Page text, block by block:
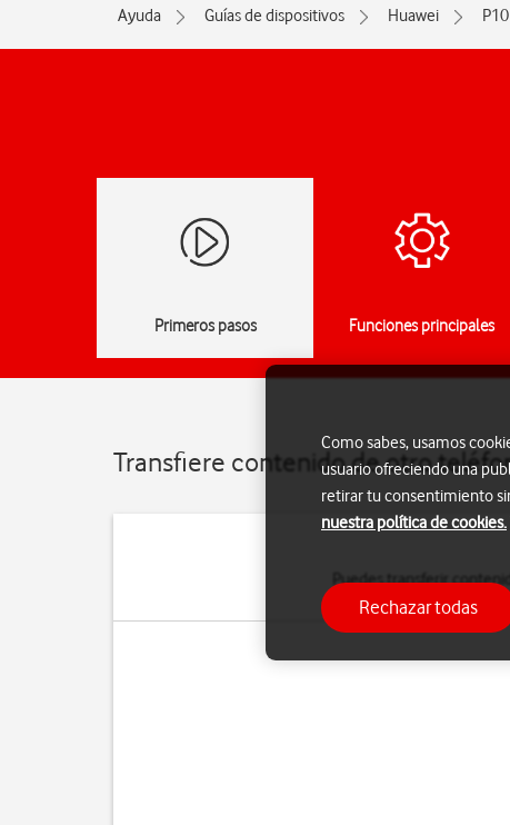
Ayuda Guías de dispositivos Huawei P10
Primeros pasos Funciones principales
Transfiere contenido de otro
Puedes transferir
Como sabes, usamos
usuario ofreciendo una
retirar tu consentimiento
nuestra política de cookies.
Rechazar todas